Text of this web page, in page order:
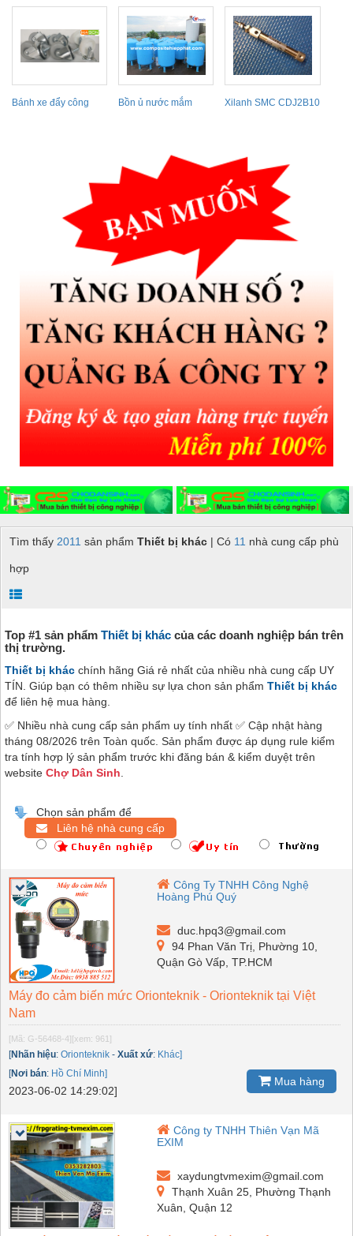
Bánh xe đẩy công
Bồn ủ nước mắm
Xilanh SMC CDJ2B10
Tìm thấy 2011 sản phẩm Thiết bị khác | Có 11 nhà cung cấp phù
hợp
Top #1 sản phẩm Thiết bị khác của các doanh nghiệp bán trên
thị trường.
Thiết bị khác chính hãng Giá rẻ nhất của nhiều nhà cung cấp UY
TÍN. Giúp bạn có thêm nhiều sự lựa chon sản phẩm Thiết bị khác
để liên hệ mua hàng.
✅ Nhiều nhà cung cấp sản phẩm uy tính nhất ✅ Cập nhật hàng
tháng 08/2026 trên Toàn quốc. Sản phẩm được áp dụng rule kiểm
tra tính hợp lý sản phẩm trước khi đăng bán & kiểm duyệt trên
website Chợ Dân Sinh
Chọn sản phẩm để
Liên hệ nhà cung cấp
Công Ty TNHH Công Nghệ
Hoàng Phú Quý
duc.hpq3@gmail.com
94 Phan Văn Trị, Phường 10,
Quận Gò Vấp, TP.HCM
Máy đo cảm biến mức Orionteknik - Orionteknik tại Việt
Nam
[Mã: G-56468-4][xem: 961]
[Nhãn hiệu: Orionteknik - Xuất xứ: Khác]
[Nơi bán: Hồ Chí Minh]
2023-06-02 14:29:02]
Mua hàng
Công ty TNHH Thiên Vạn Mã
EXIM
xaydungtvmexim@gmail.com
Thạnh Xuân 25, Phường Thạnh
Xuân, Quận 12